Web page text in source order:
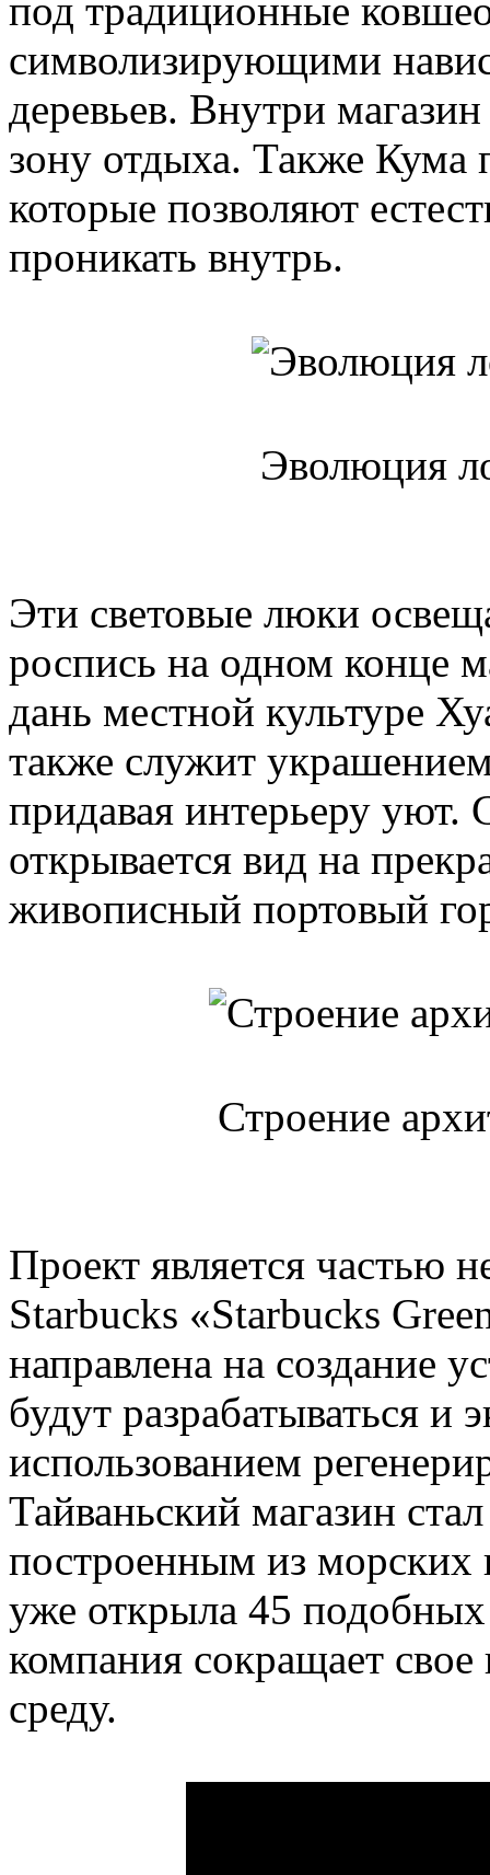
под традиционные
символизирующими
деревьев. Внутри
зону отдыха. Также Кума
которые позволяют
проникать внутрь.
Эволюция
Эти световые люки
роспись на одном конце
дань местной культуре
также служит
придавая интерьеру уют.
открывается вид на
живописный портовый
Строение
Проект является частью
Starbucks «Starbucks
направлена на создание
будут разрабатываться и
использованием
Тайваньский магазин
построенным из морских
уже открыла 45
компания сокращает
среду.